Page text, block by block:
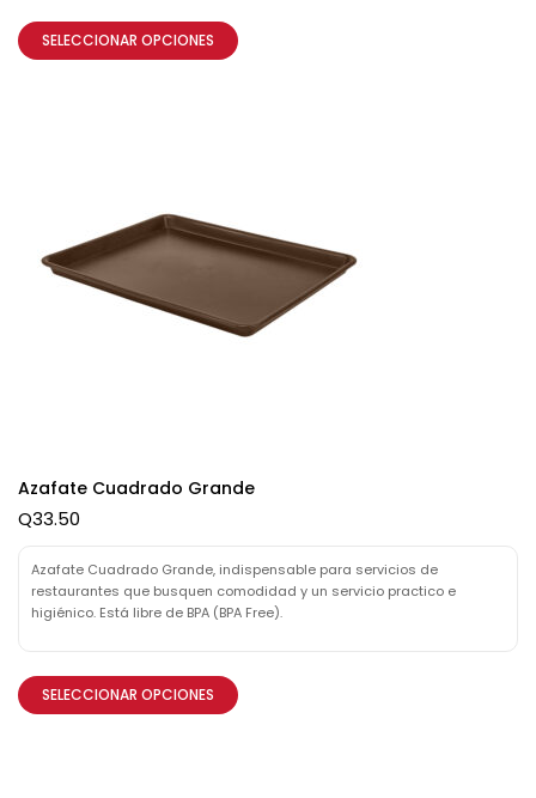
SELECCIONAR OPCIONES
Azafate Cuadrado Grande
Q33.50
Azafate Cuadrado Grande, indispensable para servicios de
restaurantes que busquen comodidad y un servicio practico e
higiénico. Está libre de BPA (BPA Free).
SELECCIONAR OPCIONES